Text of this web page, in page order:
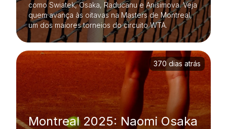
como Swiatek, Osaka, Raducanu e Anisimova. Veja
quem avança às oitavas na Masters de Montreal,
um dos maiores torneios do circuito WTA.
Montreal 2025: Naomi Osaka
370 dias atrás